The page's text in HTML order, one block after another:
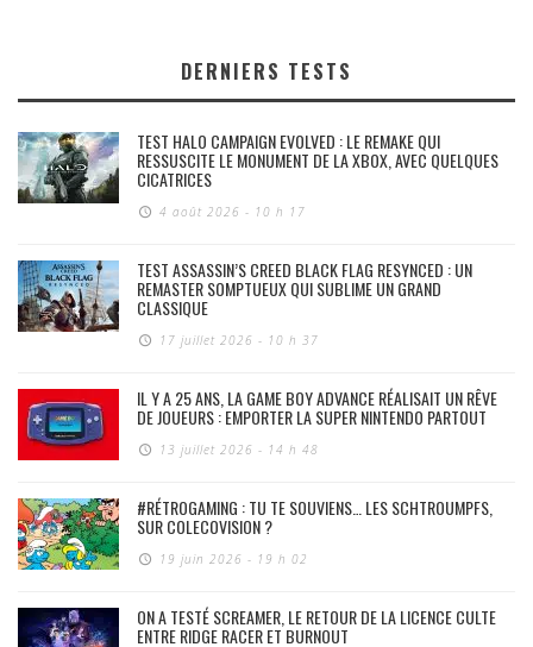
DERNIERS TESTS
TEST HALO CAMPAIGN EVOLVED : LE REMAKE QUI
RESSUSCITE LE MONUMENT DE LA XBOX, AVEC QUELQUES
CICATRICES
4 août 2026 - 10 h 17
TEST ASSASSIN’S CREED BLACK FLAG RESYNCED : UN
REMASTER SOMPTUEUX QUI SUBLIME UN GRAND
CLASSIQUE
17 juillet 2026 - 10 h 37
IL Y A 25 ANS, LA GAME BOY ADVANCE RÉALISAIT UN RÊVE
DE JOUEURS : EMPORTER LA SUPER NINTENDO PARTOUT
13 juillet 2026 - 14 h 48
#RÉTROGAMING : TU TE SOUVIENS… LES SCHTROUMPFS,
SUR COLECOVISION ?
19 juin 2026 - 19 h 02
ON A TESTÉ SCREAMER, LE RETOUR DE LA LICENCE CULTE
ENTRE RIDGE RACER ET BURNOUT